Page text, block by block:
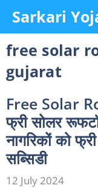
content
Sarkari
free solar
gujarat
Free Solar
फ्री सोलर
नागरिकों को
सब्सिडी
12 July 2024